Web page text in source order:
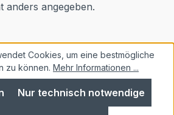
anders angegeben.
Cookies, um eine bestmögliche
zu können. Mehr Informationen ...
Nur technisch notwendige